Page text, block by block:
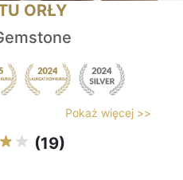
ORŁY
Pokaż więcej >>
(19)